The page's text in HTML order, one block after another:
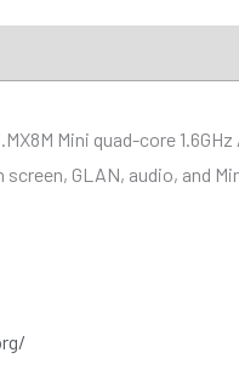
Mini quad-core
GLAN, audio, and